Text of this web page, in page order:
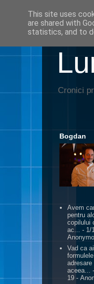
Cronici
Bogdan
Avem
pentru
copilului
ac... - 1/
Vad ca
adresare
aceea...
19 -
This site uses
are shared with
statistics, and to